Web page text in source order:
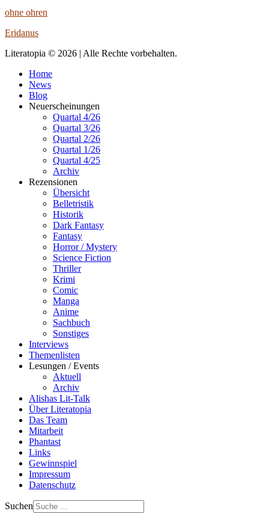
ohne ohren
Eridanus
Literatopia © 2026 | Alle Rechte vorbehalten.
Home
News
Blog
Neuerscheinungen
Quartal 4/26
Quartal 3/26
Quartal 2/26
Quartal 1/26
Quartal 4/25
Archiv
Rezensionen
Übersicht
Belletristik
Historik
Dark Fantasy
Fantasy
Horror / Mystery
Science Fiction
Thriller
Krimi
Comic
Manga
Anime
Sachbuch
Sonstiges
Interviews
Themenlisten
Lesungen / Events
Aktuell
Archiv
Alishas Lit-Talk
Über Literatopia
Das Team
Mitarbeit
Phantast
Links
Gewinnspiel
Impressum
Datenschutz
Suchen